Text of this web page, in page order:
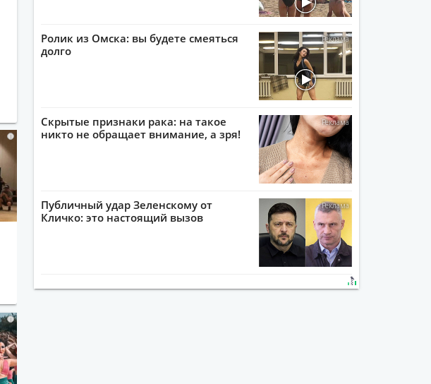
i
i
Ролик из Омска: вы будете смеяться
долго
Скрытые признаки рака: на такое
никто не обращает внимание, а зря!
Публичный удар Зеленскому от
Кличко: это настоящий вызов